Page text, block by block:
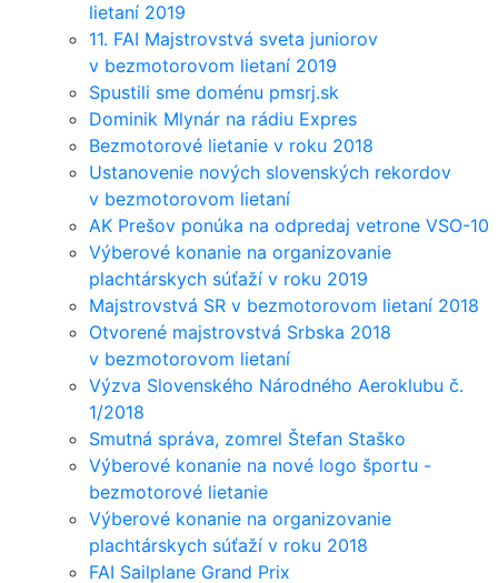
lietaní 2019
11. FAI Majstrovstvá sveta juniorov
v bezmotorovom lietaní 2019
Spustili sme doménu pmsrj.sk
Dominik Mlynár na rádiu Expres
Bezmotorové lietanie v roku 2018
Ustanovenie nových slovenských rekordov
v bezmotorovom lietaní
AK Prešov ponúka na odpredaj vetrone VSO-10
Výberové konanie na organizovanie
plachtárskych súťaží v roku 2019
Majstrovstvá SR v bezmotorovom lietaní 2018
Otvorené majstrovstvá Srbska 2018
v bezmotorovom lietaní
Výzva Slovenského Národného Aeroklubu č.
1/2018
Smutná správa, zomrel Štefan Staško
Výberové konanie na nové logo športu -
bezmotorové lietanie
Výberové konanie na organizovanie
plachtárskych súťaží v roku 2018
FAI Sailplane Grand Prix